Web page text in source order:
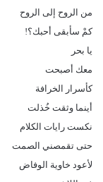
من الروح إلى الروح
كمْ سأبقى أحبك؟!
يا بحر
معك أصبحت
كأسرار الخرافة
أينما وثقت خُذلت
نكست رايات الكلام
حتى تقمصني الصمت
لأعود خاوية الوفاض